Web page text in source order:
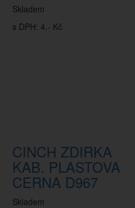
Skladem
s DPH: 4,- Kč
CINCH ZDIRKA
KAB. PLASTOVA
CERNA D967
Skladem